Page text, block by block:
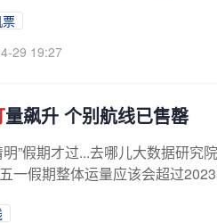
29 19:27
量飙升 个别航线已售罄
”假期才过...去哪儿大数据研究
一假期整体运量应该会超过